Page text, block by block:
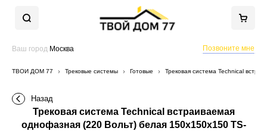
Ваш город Москва Позвоните мне
ТВОЙ ДОМ 77 Трековые системы Готовые Трековая система Technical
Назад
Трековая система Technical встраиваемая
однофазная (220 Вольт) белая 150x150x150 TS-